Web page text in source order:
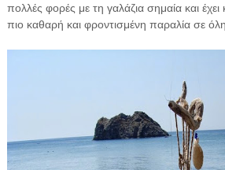
πολλές φορές με τη γαλάζια σημαία και
πιο καθαρή και φροντισμένη παραλία σε